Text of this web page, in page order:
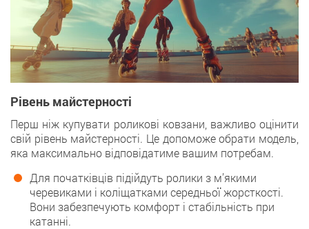
Рівень майстерності
Перш ніж купувати роликові ковзани, важливо оцінити
свій рівень майстерності. Це допоможе обрати модель,
яка максимально відповідатиме вашим потребам.
Для початківців підійдуть ролики з м’якими
черевиками і коліщатками середньої жорсткості.
Вони забезпечують комфорт і стабільність при
катанні.